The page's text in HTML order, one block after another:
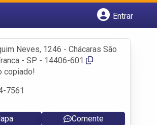
Entrar
Neves, 1246 - Chácaras São
- SP - 14406-601
copiado!
7561
Comente